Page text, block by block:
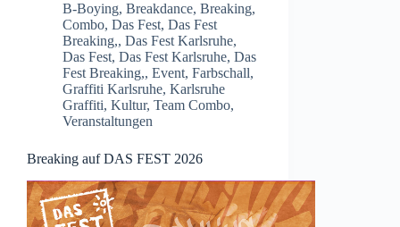
B-Boying, Breakdance, Breaking,
Combo, Das Fest, Das Fest
Breaking,, Das Fest Karlsruhe,
Das Fest, Das Fest Karlsruhe, Das
Fest Breaking,, Event, Farbschall,
Graffiti Karlsruhe, Karlsruhe
Graffiti, Kultur, Team Combo,
Veranstaltungen
Breaking auf DAS FEST 2026